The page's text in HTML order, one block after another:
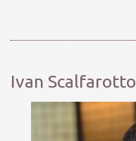
Ivan Scalfarotto